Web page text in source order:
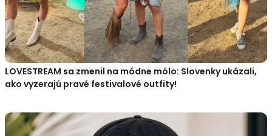
LOVESTREAM sa zmenil na módne mólo: Slovenky ukázali,
ako vyzerajú pravé festivalové outfity!